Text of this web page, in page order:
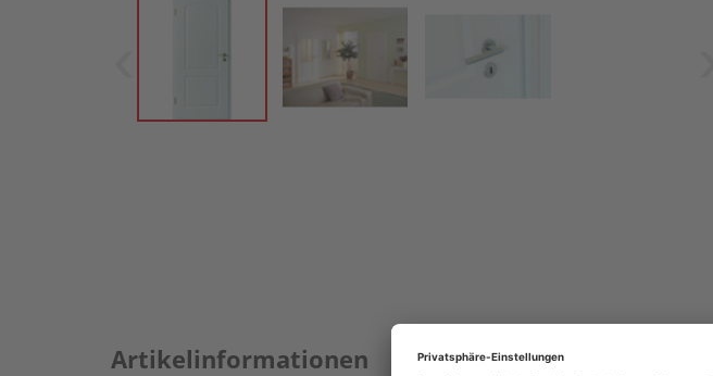
Artikelinformationen